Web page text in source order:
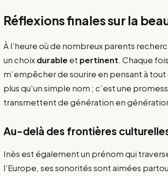
Réflexions finales sur la
À l’heure où de nombreux parents
un choixdurable et pertinent. Chaque
m’empêcher de sourire en pensant à
plus qu’un simple nom ; c’est une
transmettent de génération en
Au-delà des frontières
Inès est également un prénom qui
l’Europe, ses sonorités sont aimées